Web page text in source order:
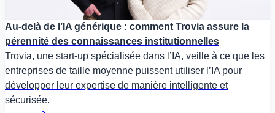
Au-delà de l’IA générique : comment Trovia assure la
pérennité des connaissances institutionnelles
Trovia, une start-up spécialisée dans l’IA, veille à ce que les
entreprises de taille moyenne puissent utiliser l’IA pour
développer leur expertise de manière intelligente et
sécurisée.